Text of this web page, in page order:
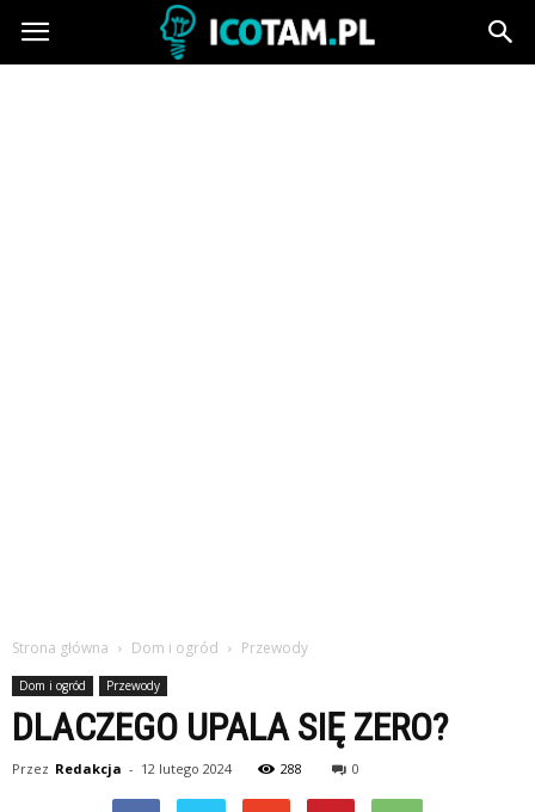
icotam.pl
Strona główna Dom i ogród Przewody
Dom i ogród Przewody
DLACZEGO UPALA SIĘ ZERO?
Przez Redakcja - 12 lutego 2024 288 0